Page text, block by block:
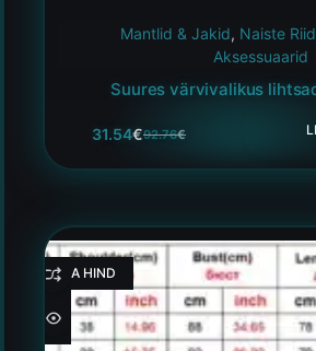
Mantlid & Jakid, Naiste
Aksessuaarid
Suures värvivalikus
92.76€
31.54€
HEA HIND